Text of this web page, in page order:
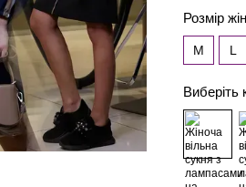
Розмір
M L
Виберіть